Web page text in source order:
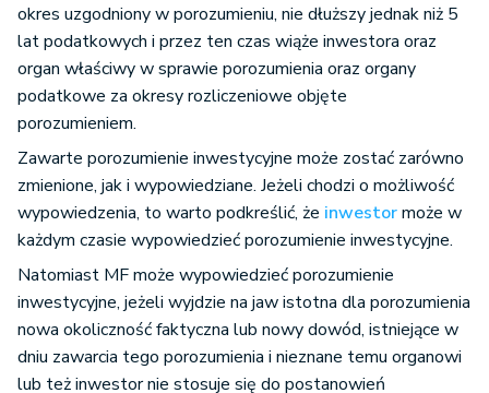
okres uzgodniony w porozumieniu, nie dłuższy jednak niż 5
lat podatkowych i przez ten czas wiąże inwestora oraz
organ właściwy w sprawie porozumienia oraz organy
podatkowe za okresy rozliczeniowe objęte
porozumieniem.
Zawarte porozumienie inwestycyjne może zostać zarówno
zmienione, jak i wypowiedziane. Jeżeli chodzi o możliwość
wypowiedzenia, to warto podkreślić, że inwestormoże w
każdym czasie wypowiedzieć porozumienie inwestycyjne.
Natomiast MF może wypowiedzieć porozumienie
inwestycyjne, jeżeli wyjdzie na jaw istotna dla porozumienia
nowa okoliczność faktyczna lub nowy dowód, istniejące w
dniu zawarcia tego porozumienia i nieznane temu organowi
lub też inwestor nie stosuje się do postanowień